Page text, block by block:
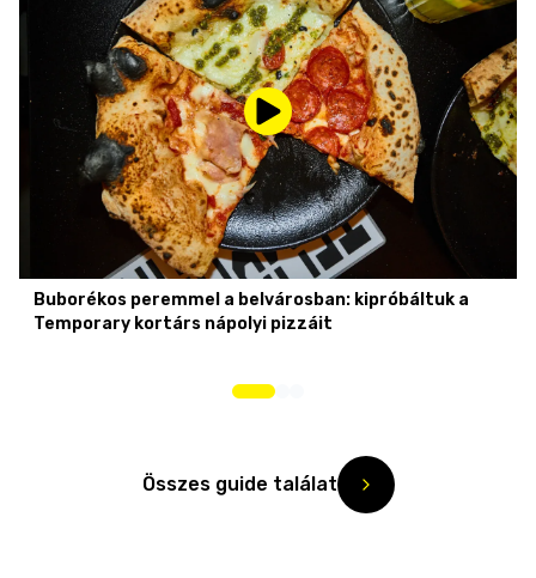
Buborékos peremmel a belvárosban: kipróbáltuk a
Temporary kortárs nápolyi pizzáit
Összes guide találat